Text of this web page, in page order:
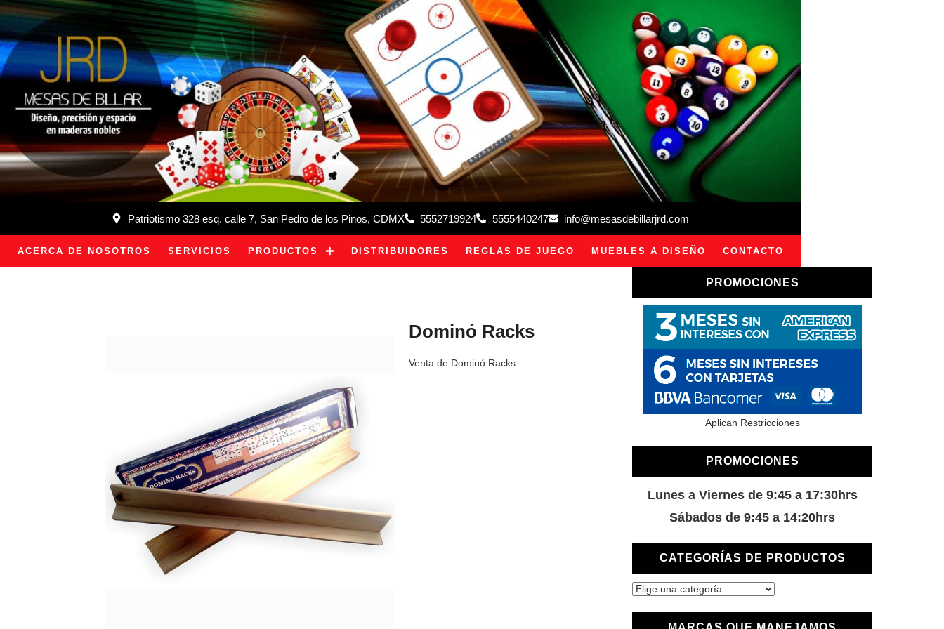
Patriotismo 328 esq. calle 7, San Pedro de los Pinos, CDMX 5552719924 5555440247 info@mesasdebillarjrd.com
ACERCA DE NOSOTROS SERVICIOS PRODUCTOS DISTRIBUIDORES REGLAS DE JUEGO MUEBLES A DISEÑO CONTACTO
PROMOCIONES
Aplican Restricciones
PROMOCIONES
Lunes a Viernes de 9:45 a 17:30hrs
Sábados de 9:45 a 14:20hrs
CATEGORÍAS DE PRODUCTOS
Dominó Racks
Venta de Dominó Racks.